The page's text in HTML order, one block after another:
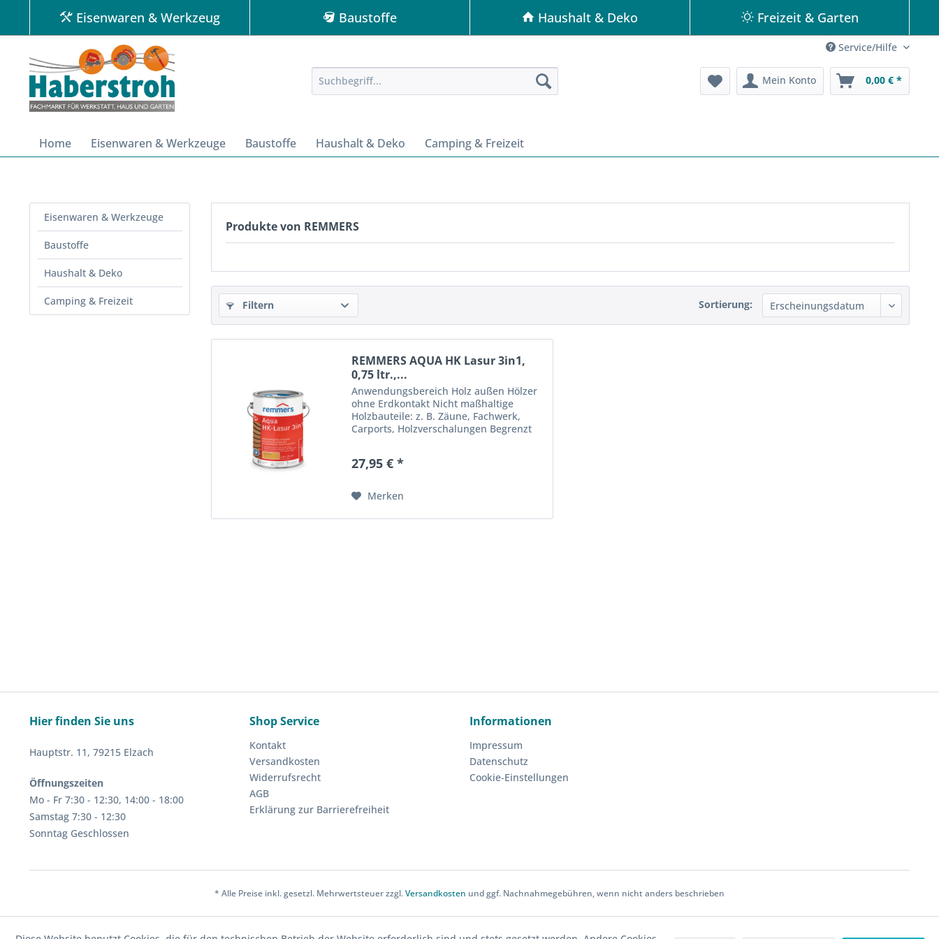
Eisenwaren & Werkzeug Baustoffe Haushalt & Deko Freizeit & Garten
Service/Hilfe
Mein Konto 0,00 € *
Home Eisenwaren & Werkzeuge Baustoffe Haushalt & Deko Camping & Freizeit
Eisenwaren & Werkzeuge
Baustoffe
Haushalt & Deko
Camping & Freizeit
Produkte von REMMERS
Filtern Sortierung:
REMMERS AQUA HK Lasur 3in1,
0,75 ltr.,...
Anwendungsbereich Holz außen Hölzer
ohne Erdkontakt Nicht maßhaltige
Holzbauteile: z. B. Zäune, Fachwerk,
Carports, Holzverschalungen Begrenzt
Maßhaltige Holzbauteile...
27,95 € *
Merken
Hier finden Sie uns
Hauptstr. 11, 79215 Elzach
Öffnungszeiten
Mo - Fr 7:30 - 12:30, 14:00 - 18:00
Samstag 7:30 - 12:30
Sonntag Geschlossen
Shop Service
Kontakt
Versandkosten
Widerrufsrecht
AGB
Erklärung zur Barrierefreiheit
Informationen
Impressum
Datenschutz
Cookie-Einstellungen
* Alle Preise inkl. gesetzl. Mehrwertsteuer zzgl.Versandkosten und ggf. Nachnahmegebühren, wenn nicht anders beschrieben